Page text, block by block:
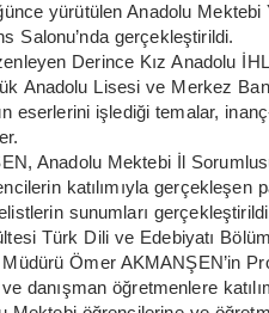
yürütülen Anadolu
Salonu’nda gerçekleştirildi.
Derince Kız Anadolu
Anadolu Lisesi ve Merkez
eserlerini işlediği temalar,
Anadolu Mektebi İl
katılımıyla gerçekleşen
sunumları
Türk Dili ve Edebiyatı
Ömer AKMANŞEN’in
danışman öğretmenlere